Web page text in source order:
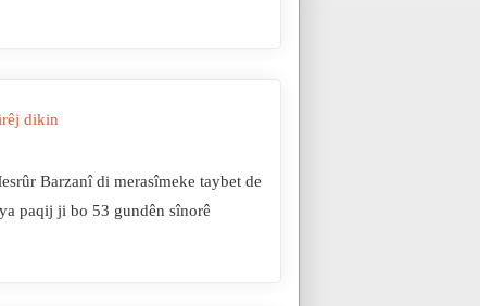
dikin
Barzanî di merasîmeke taybet de
paqij ji bo 53 gundên sînorê